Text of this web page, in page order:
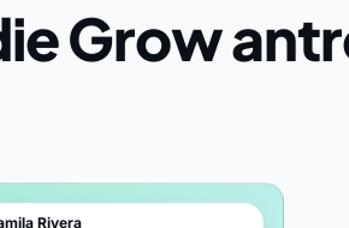
Grow
Rivera